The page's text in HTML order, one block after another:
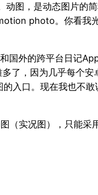
动图，是动态图片的
photo。你看我
国外的跨平台日记
了，因为几乎每个安
入口。现在我也不
（实况图），只能采